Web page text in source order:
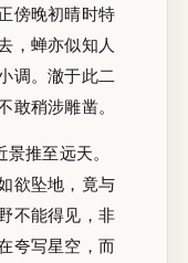
傍晚初晴时特
，蝉亦似知人
调。澈于此二
敢稍涉雕凿。
推至远天。
欲坠地，竟与
不能得见，非
夸写星空，而